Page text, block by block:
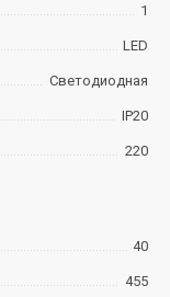
1
LED
Светодиодная
IP20
220
40
455